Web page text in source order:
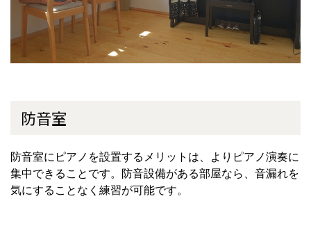
防音室
防音室にピアノを設置するメリットは、よりピアノ演奏に
集中できることです。防音設備がある部屋なら、音漏れを
気にすることなく練習が可能です。